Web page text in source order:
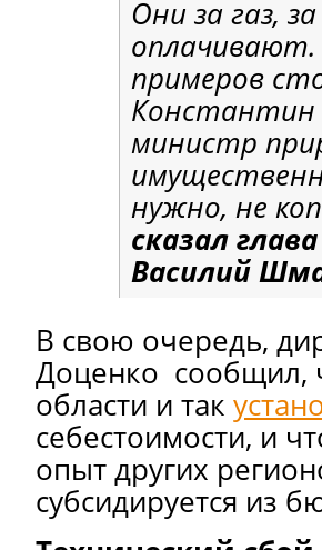
Они за газ,
оплачивают.
примеров
Константин
министр
нужно, не
сказал
Василий
В свою очередь,
Доценко сообщил,
области и так
себестоимости, и
опыт других
субсидируется из